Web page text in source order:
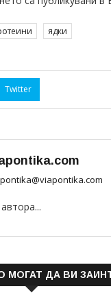
ядки
Twitter
МОГАТ ДА ВИ